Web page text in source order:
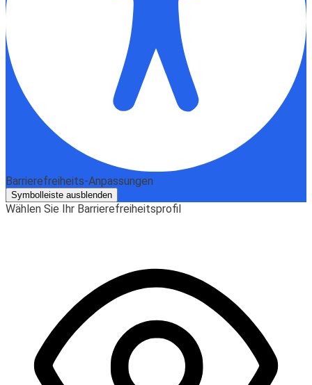
Barrierefreiheits-Anpassungen
Symbolleiste ausblenden
Wählen Sie Ihr Barrierefreiheitsprofil